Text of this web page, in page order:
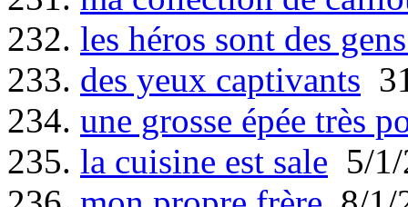
232. les héros sont des
233. des yeux captivants
234. une grosse épée très
235. la cuisine est sale 5/